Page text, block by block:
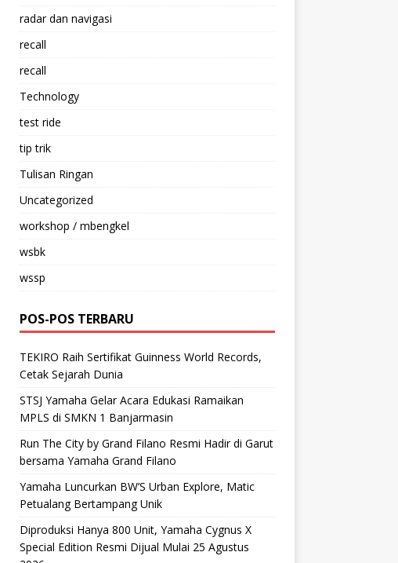
radar dan navigasi
recall
recall
Technology
test ride
tip trik
Tulisan Ringan
Uncategorized
workshop / mbengkel
wsbk
wssp
POS-POS TERBARU
TEKIRO Raih Sertifikat Guinness World Records,
Cetak Sejarah Dunia
STSJ Yamaha Gelar Acara Edukasi Ramaikan
MPLS di SMKN 1 Banjarmasin
Run The City by Grand Filano Resmi Hadir di Garut
bersama Yamaha Grand Filano
Yamaha Luncurkan BW’S Urban Explore, Matic
Petualang Bertampang Unik
Diproduksi Hanya 800 Unit, Yamaha Cygnus X
Special Edition Resmi Dijual Mulai 25 Agustus